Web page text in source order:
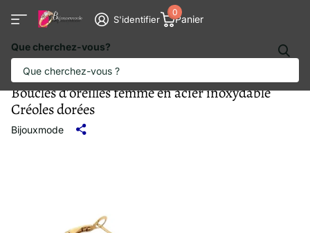
Que cherchez-vous?
S'identifier Panier
0
Boucles d'oreilles femme en acier inoxydable
Créoles dorées
Bijouxmode